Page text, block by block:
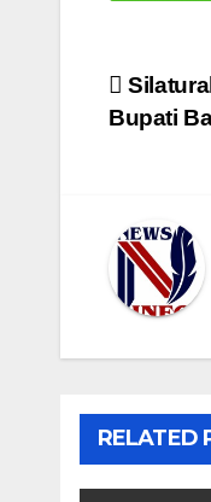
pos
Bupati
RELATED